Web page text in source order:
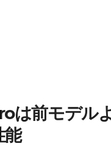
は前モデル
能